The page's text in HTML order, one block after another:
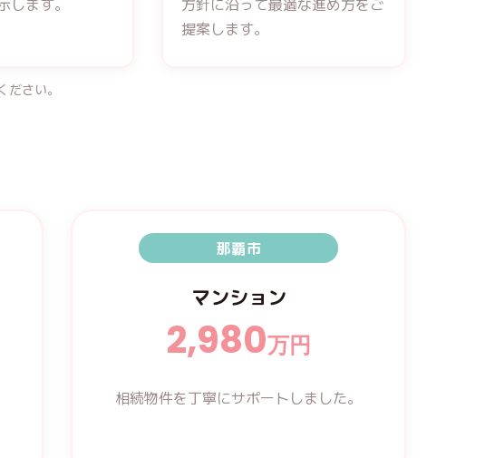
提案します。
さい。
那覇市
マンション
2,980万円
相続物件を丁寧にサポートしました。